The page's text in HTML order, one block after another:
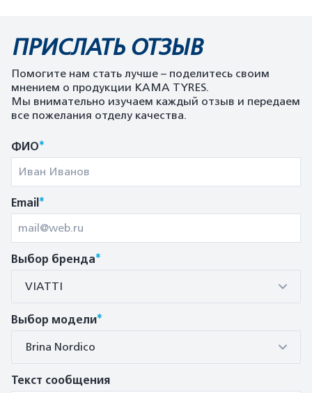
ПРИСЛАТЬ ОТЗЫВ
Помогите нам стать лучше – поделитесь своим
мнением о продукции KAMA TYRES.
Мы внимательно изучаем каждый отзыв и передаем
все пожелания отделу качества.
ФИО*
Email*
Выбор бренда*
VIATTI
Выбор модели*
Brina Nordico
Текст сообщения